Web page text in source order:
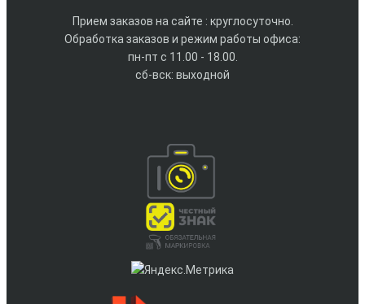
Прием заказов на сайте : круглосуточно.
Обработка заказов и режим работы офиса:
пн-пт с 11.00 - 18.00.
сб-вск: выходной